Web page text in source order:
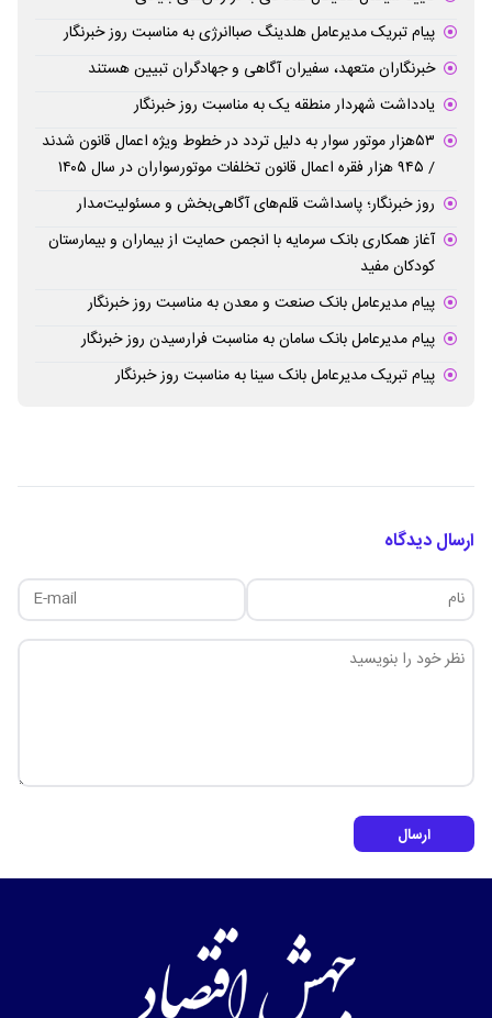
پیام تبریک مدیرعامل هلدینگ صباانرژی به مناسبت روز خبرنگار
خبرنگاران متعهد، سفیران آگاهی و جهادگران تبیین هستند
یادداشت شهردار منطقه یک به مناسبت روز خبرنگار
۵۳هزار موتور سوار به دلیل تردد در خطوط ویژه اعمال قانون شدند
/ ۹۴۵ هزار فقره اعمال قانون تخلفات موتورسواران در سال ۱۴۰۵
روز خبرنگار؛ پاسداشت قلم‌های آگاهی‌بخش و مسئولیت‌مدار
آغاز همکاری بانک سرمایه با انجمن حمایت از بیماران و بیمارستان
کودکان مفید
پیام مدیرعامل بانک صنعت و معدن به مناسبت روز خبرنگار
پیام مدیرعامل بانک سامان به مناسبت فرارسیدن روز خبرنگار
پیام تبریک مدیرعامل بانک سینا به مناسبت روز خبرنگار
ارسال دیدگاه
ارسال